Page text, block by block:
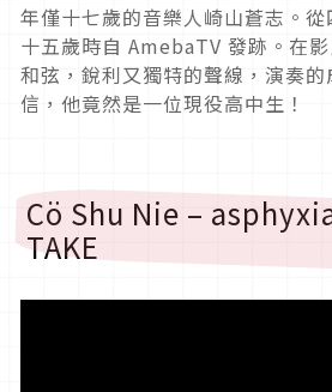
年僅十七歲的音樂人崎山蒼志。從
十五歲時自 AmebaTV 發跡。在
和弦，銳利又獨特的聲線，演奏
信，他竟然是一位現役高中生！
Cö Shu Nie –
TAKE